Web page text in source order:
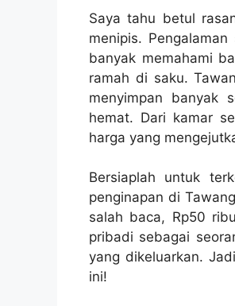
Saya tahu betul
menipis.
banyak memahami
ramah di saku.
menyimpan banyak
hemat. Dari kamar
harga yang
Bersiaplah untuk
penginapan di
salah baca, Rp50
pribadi sebagai
yang dikeluarkan.
ini!